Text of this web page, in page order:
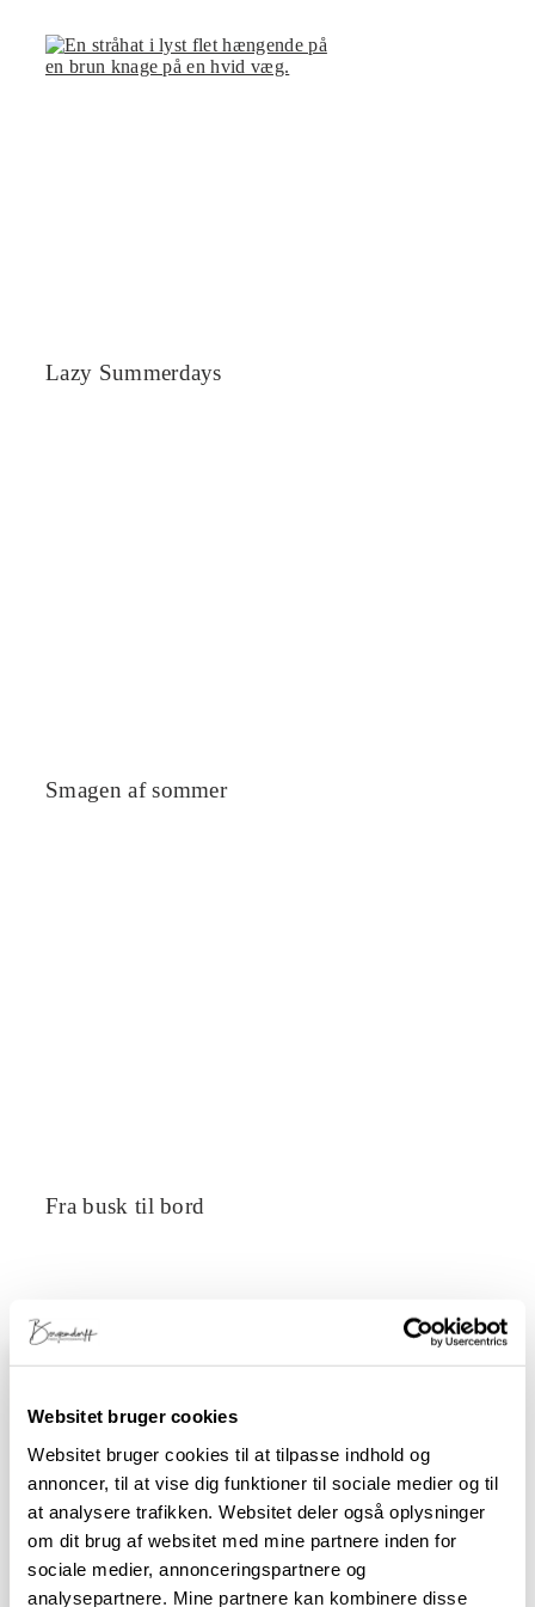
Websitet bruger cookies
Websitet bruger cookies til at tilpasse indhold og
annoncer, til at vise dig funktioner til sociale medier og til
at analysere trafikken. Websitet deler også oplysninger
om dit brug af websitet med mine partnere inden for
sociale medier, annonceringspartnere og
analysepartnere. Mine partnere kan kombinere disse
Lazy Summerdays
Smagen af sommer
Fra busk til bord
Velkommen
til
Food
by
Bergendorff